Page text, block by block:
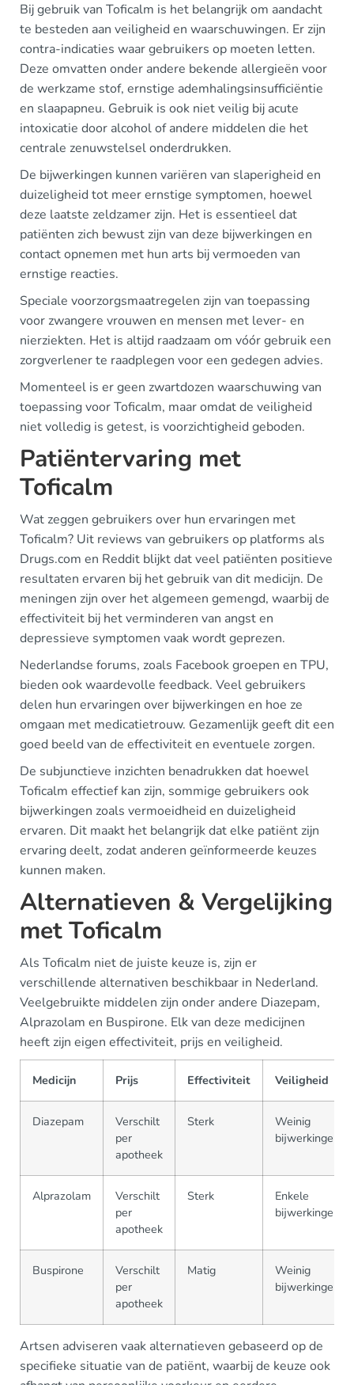
Bij gebruik van Toficalm is het belangrijk om aandacht
te besteden aan veiligheid en waarschuwingen. Er zijn
contra-indicaties waar gebruikers op moeten letten.
Deze omvatten onder andere bekende allergieën voor
de werkzame stof, ernstige ademhalingsinsufficiëntie
en slaapapneu. Gebruik is ook niet veilig bij acute
intoxicatie door alcohol of andere middelen die het
centrale zenuwstelsel onderdrukken.
De bijwerkingen kunnen variëren van slaperigheid en
duizeligheid tot meer ernstige symptomen, hoewel
deze laatste zeldzamer zijn. Het is essentieel dat
patiënten zich bewust zijn van deze bijwerkingen en
contact opnemen met hun arts bij vermoeden van
ernstige reacties.
Speciale voorzorgsmaatregelen zijn van toepassing
voor zwangere vrouwen en mensen met lever- en
nierziekten. Het is altijd raadzaam om vóór gebruik een
zorgverlener te raadplegen voor een gedegen advies.
Momenteel is er geen zwartdozen waarschuwing van
toepassing voor Toficalm, maar omdat de veiligheid
niet volledig is getest, is voorzichtigheid geboden.
Patiëntervaring met
Toficalm
Wat zeggen gebruikers over hun ervaringen met
Toficalm? Uit reviews van gebruikers op platforms als
Drugs.com en Reddit blijkt dat veel patiënten positieve
resultaten ervaren bij het gebruik van dit medicijn. De
meningen zijn over het algemeen gemengd, waarbij de
effectiviteit bij het verminderen van angst en
depressieve symptomen vaak wordt geprezen.
Nederlandse forums, zoals Facebook groepen en TPU,
bieden ook waardevolle feedback. Veel gebruikers
delen hun ervaringen over bijwerkingen en hoe ze
omgaan met medicatietrouw. Gezamenlijk geeft dit een
goed beeld van de effectiviteit en eventuele zorgen.
De subjunctieve inzichten benadrukken dat hoewel
Toficalm effectief kan zijn, sommige gebruikers ook
bijwerkingen zoals vermoeidheid en duizeligheid
ervaren. Dit maakt het belangrijk dat elke patiënt zijn
ervaring deelt, zodat anderen geïnformeerde keuzes
kunnen maken.
Alternatieven & Vergelijking
met Toficalm
Als Toficalm niet de juiste keuze is, zijn er
verschillende alternativen beschikbaar in Nederland.
Veelgebruikte middelen zijn onder andere Diazepam,
Alprazolam en Buspirone. Elk van deze medicijnen
heeft zijn eigen effectiviteit, prijs en veiligheid.
Medicijn Prijs Effectiviteit Veiligheid
Diazepam
Verschilt
per
apotheek
Sterk
Weinig
bijwerkingen
Alprazolam
Verschilt
per
apotheek
Sterk
Enkele
bijwerkingen
Buspirone
Verschilt
per
apotheek
Matig
Weinig
bijwerkingen
Artsen adviseren vaak alternatieven gebaseerd op de
specifieke situatie van de patiënt, waarbij de keuze ook